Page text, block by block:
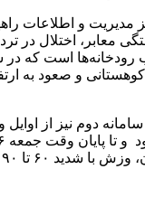
و اطلاعات
معابر، اختلال در
رودخانه‌ها است که
و صعود به
دوم نیز از